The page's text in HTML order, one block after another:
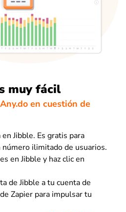
muy fácil
en cuestión de
Jibble. Es gratis para
número ilimitado de usuarios.
en Jibble y haz clic en
de Jibble a tu cuenta de
Zapier para impulsar tu